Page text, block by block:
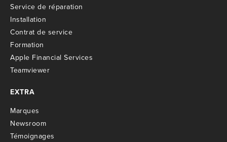
Service de réparation
Installation
Contrat de service
Formation
Apple Financial Services
Teamviewer
EXTRA
Marques
Newsroom
Témoignages